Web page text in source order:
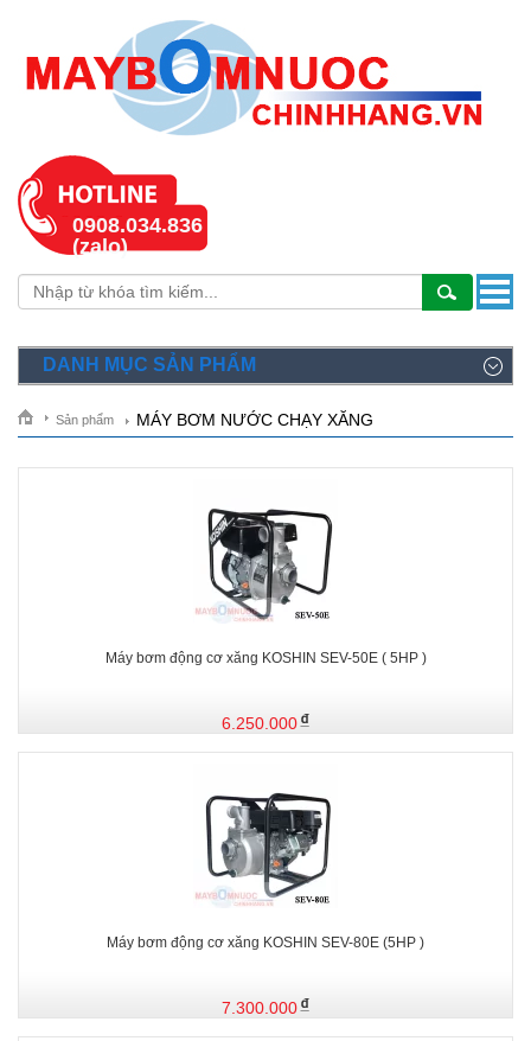
0908.034.836
(zalo)
DANH MỤC SẢN PHẨM
Sản phẩm MÁY BƠM NƯỚC CHẠY XĂNG
Máy bơm động cơ xăng KOSHIN SEV-50E ( 5HP )
6.250.000
Máy bơm động cơ xăng KOSHIN SEV-80E (5HP )
7.300.000